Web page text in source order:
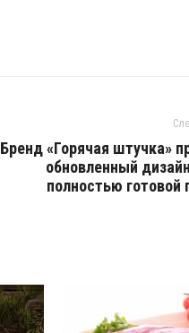
Бренд «Горячая штучка»
обновленный
полностью готовой